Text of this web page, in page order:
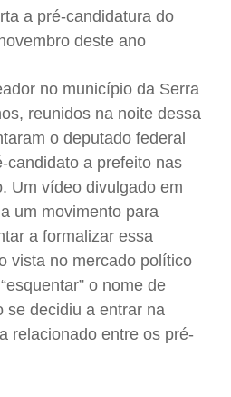
a pré-candidatura do
deste ano
no município da Serra
reunidos na noite dessa
o deputado federal
candidato a prefeito nas
Um vídeo divulgado em
um movimento para
a formalizar essa
vista no mercado político
o nome de
se decidiu a entrar na
relacionado entre os pré-